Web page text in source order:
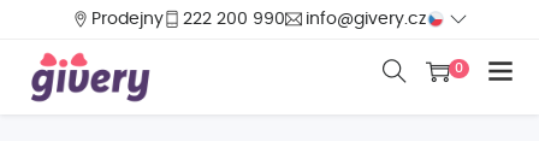
Prodejny 222 200 990 info@givery.cz
0